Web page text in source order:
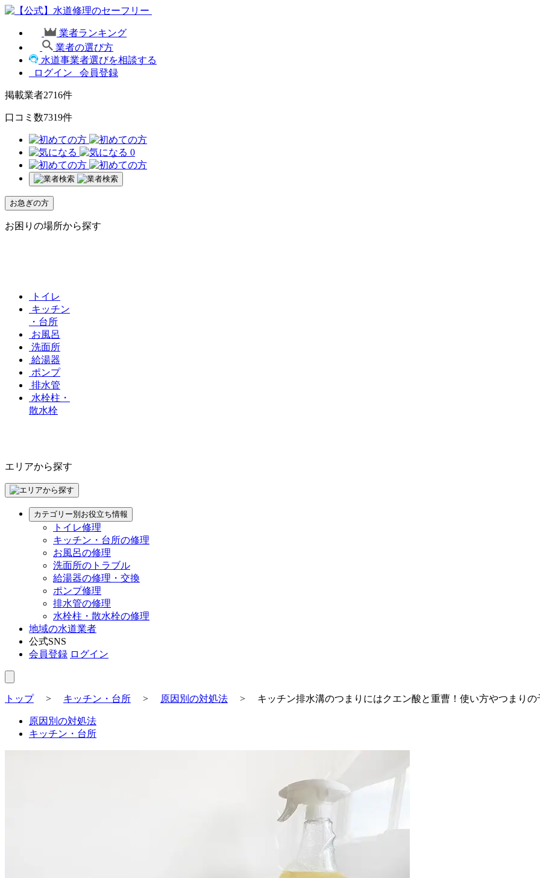
業者ランキング
業者の選び方
水道事業者選びを相談する
ログイン
会員登録
掲載業者2716件
口コミ数7319件
0
お急ぎの方
お困りの場所から探す
トイレ
キッチン
・台所
お風呂
洗面所
給湯器
ポンプ
排水管
水栓柱・
散水栓
エリアから探す
カテゴリー別お役立ち情報
トイレ修理
キッチン・台所の修理
お風呂の修理
洗面所のトラブル
給湯器の修理・交換
ポンプ修理
排水管の修理
水栓柱・散水栓の修理
地域の水道業者
公式SNS
会員登録 ログイン
トップ> キッチン・台所 > 原因別の対処法 > キッチン排水溝のつまりにはクエン酸と重曹！使い方やつまりの
原因別の対処法
キッチン・台所